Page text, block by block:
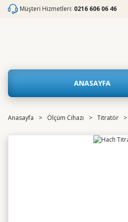
Müşteri Hizmetleri: 0216 606 06 46
ANASAYFA
Anasayfa Ölçüm Cihazı Titratör